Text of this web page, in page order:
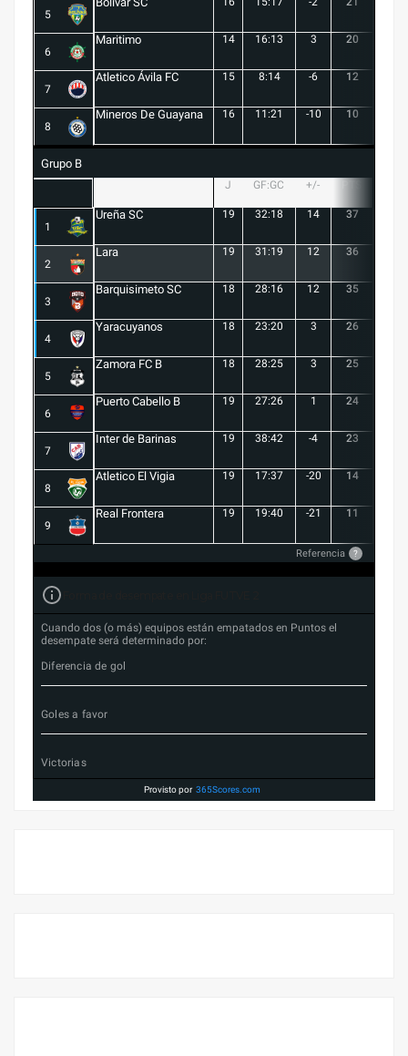
5
6
Maritimo 14 16:13 3 20
7
Atletico Ávila FC 15 8:14 -6 12
8
Mineros De Guayana 16 11:21 -10 10
Grupo B
J GF:GC +/-
1
Ureña SC 19 32:18 14 37
2
Lara 19 31:19 12 36
3
Barquisimeto SC 18 28:16 12 35
4
Yaracuyanos 18 23:20 3 26
5
Zamora FC B 18 28:25 3 25
6
Puerto Cabello B 19 27:26 1 24
7
Inter de Barinas 19 38:42 -4 23
8
Atletico El Vigia 19 17:37 -20 14
9
Real Frontera 19 19:40 -21 11
Referencia ?
Cuando dos (o más) equipos están empatados en Puntos el
desempate será determinado por:
Diferencia de gol
Goles a favor
Victorias
Provisto por 365Scores.com